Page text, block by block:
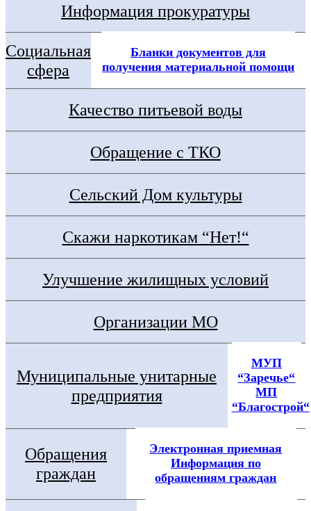
Информация прокуратуры
Социальная
сфера
Бланки документов для
получения материальной помощи
Качество питьевой воды
Обращение с ТКО
Сельский Дом культуры
Скажи наркотикам “Нет!“
Улучшение жилищных условий
Организации МО
Муниципальные унитарные
предприятия
МУП
“Заречье“
МП
“Благострой“
Обращения
граждан
Электронная приемная
Информация по
обращениям граждан